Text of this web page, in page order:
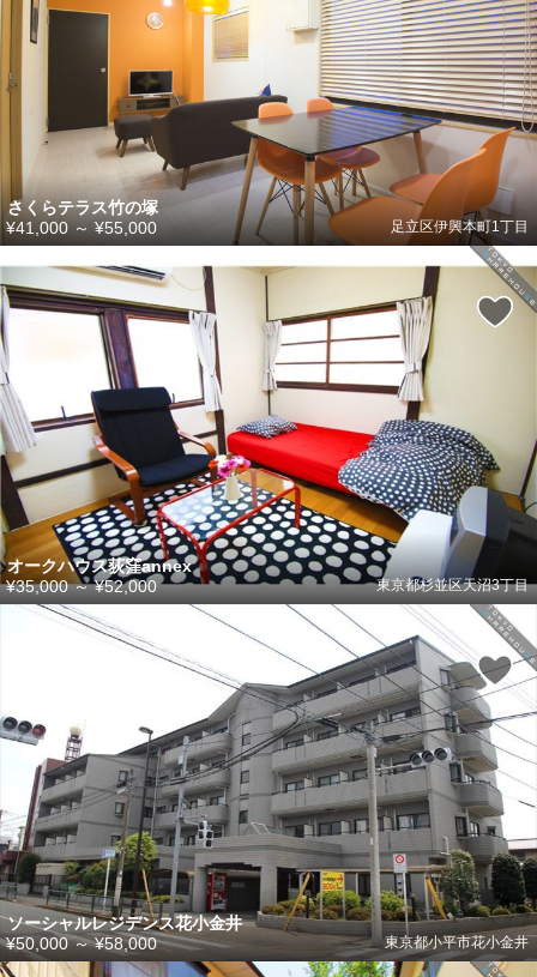
さくらテラス竹の塚
足立区伊興本町1丁目
¥41,000 ～ ¥55,000
オークハウス荻窪annex
東京都杉並区天沼3丁目
¥35,000～¥52,000
ソーシャルレジデンス花小金井
東京都小平市花小金井
¥50,000～¥58,000